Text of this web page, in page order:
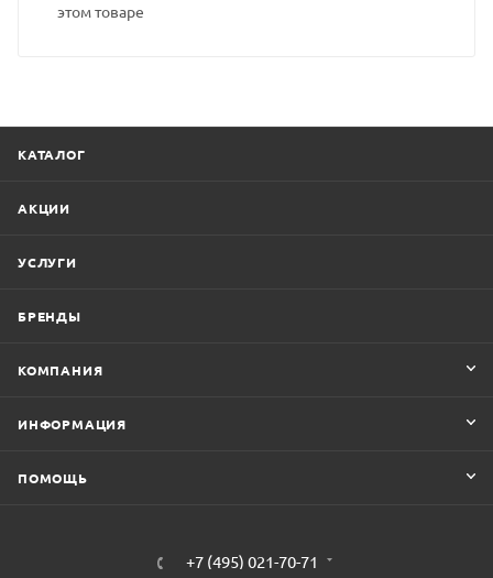
этом товаре
КАТАЛОГ
АКЦИИ
УСЛУГИ
БРЕНДЫ
КОМПАНИЯ
ИНФОРМАЦИЯ
ПОМОЩЬ
+7 (495) 021-70-71